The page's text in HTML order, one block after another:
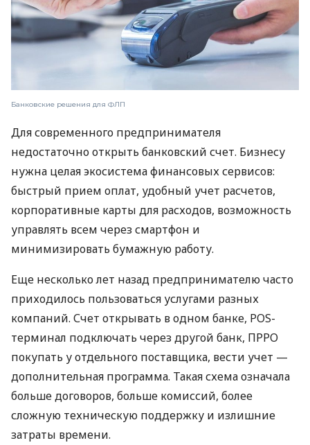
Банковские решения для ФЛП
Для современного предпринимателя
недостаточно открыть банковский счет. Бизнесу
нужна целая экосистема финансовых сервисов:
быстрый прием оплат, удобный учет расчетов,
корпоративные карты для расходов, возможность
управлять всем через смартфон и
минимизировать бумажную работу.
Еще несколько лет назад предпринимателю часто
приходилось пользоваться услугами разных
компаний. Счет открывать в одном банке, POS-
терминал подключать через другой банк, ПРРО
покупать у отдельного поставщика, вести учет —
дополнительная программа. Такая схема означала
больше договоров, больше комиссий, более
сложную техническую поддержку и излишние
затраты времени.